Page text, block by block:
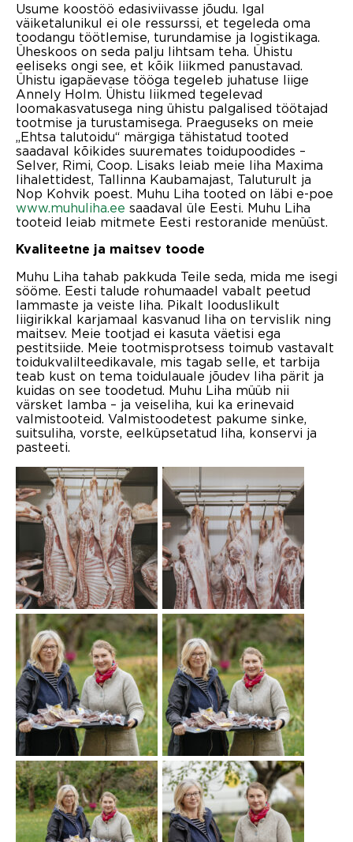
Usume koostöö edasiviivasse jõudu. Igal
väiketalunikul ei ole ressurssi, et tegeleda oma
toodangu töötlemise, turundamise ja logistikaga.
Üheskoos on seda palju lihtsam teha. Ühistu
eeliseks ongi see, et kõik liikmed panustavad.
Ühistu igapäevase tööga tegeleb juhatuse liige
Annely Holm. Ühistu liikmed tegelevad
loomakasvatusega ning ühistu palgalised töötajad
tootmise ja turustamisega. Praeguseks on meie
„Ehtsa talutoidu“ märgiga tähistatud tooted
saadaval kõikides suuremates toidupoodides –
Selver, Rimi, Coop. Lisaks leiab meie liha Maxima
lihalettidest, Tallinna Kaubamajast, Taluturult ja
Nop Kohvik poest. Muhu Liha tooted on läbi e-poe
www.muhuliha.ee saadaval üle Eesti. Muhu Liha
tooteid leiab mitmete Eesti restoranide menüüst.
Kvaliteetne ja maitsev toode
Muhu Liha tahab pakkuda Teile seda, mida me isegi
sööme. Eesti talude rohumaadel vabalt peetud
lammaste ja veiste liha. Pikalt looduslikult
liigirikkal karjamaal kasvanud liha on tervislik ning
maitsev. Meie tootjad ei kasuta väetisi ega
pestitsiide. Meie tootmisprotsess toimub vastavalt
toidukvalilteedikavale, mis tagab selle, et tarbija
teab kust on tema toidulauale jõudev liha pärit ja
kuidas on see toodetud. Muhu Liha müüb nii
värsket lamba – ja veiseliha, kui ka erinevaid
valmistooteid. Valmistoodetest pakume sinke,
suitsuliha, vorste, eelküpsetatud liha, konservi ja
pasteeti.